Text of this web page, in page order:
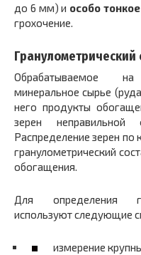
до 6 мм) и особо тонкое
грохочение.
Гранулометрический
Обрабатываемое
минеральное сырье
него продукты
зерен неправильной
Распределение зерен по
гранулометрический
обогащения.
Для определения
используют следующие
измерение